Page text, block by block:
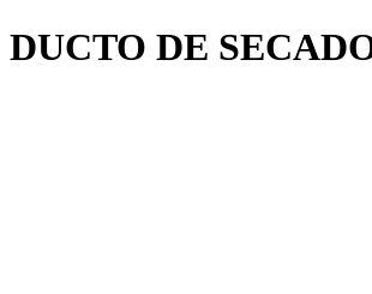
DUCTO DE